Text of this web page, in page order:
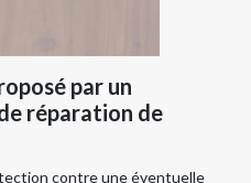
par un
réparation de
contre une éventuelle